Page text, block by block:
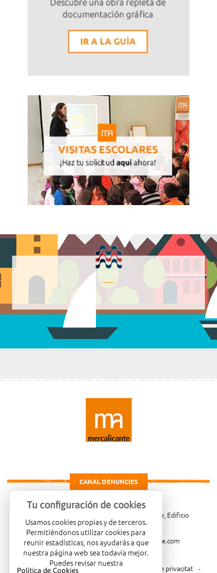
CANAL DENUNCIES
Carretera de Madrid Km. 4, 03007 Alicante, Edificio
Administrativo, planta 3ª
966081001
merca@mercalicante.com
Avís legal Política de cookies Política de privacitat
Tu configuración de cookies
Usamos cookies propias y de terceros.
Permitiéndonos utilizar cookies para
reunir estadísticas, nos ayudarás a que
nuestra página web sea todavía mejor.
Puedes revisar nuestra
Política de Cookies